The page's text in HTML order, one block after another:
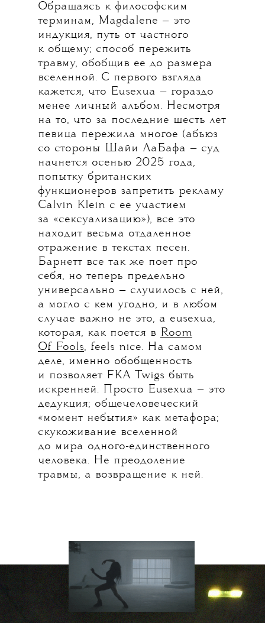
Обращаясь к философским
терминам, Magdalene — это
индукция, путь от частного
к общему; способ пережить
травму, обобщив ее до размера
вселенной. С первого взгляда
кажется, что Eusexua — гораздо
менее личный альбом. Несмотря
на то, что за последние шесть лет
певица пережила многое (абьюз
со стороны Шайи ЛаБафа — суд
начнется осенью 2025 года,
попытку британских
функционеров запретить рекламу
Calvin Klein с ее участием
за «сексуализацию»), все это
находит весьма отдаленное
отражение в текстах песен.
Барнетт все так же поет про
себя, но теперь предельно
универсально — случилось с ней,
а могло с кем угодно, и в любом
случае важно не это, а eusexua,
которая, как поется в Room
Of Fools, feels nice. На самом
деле, именно обобщенность
и позволяет FKA Twigs быть
искренней. Просто Eusexua — это
дедукция; общечеловеческий
«момент небытия» как метафора;
скукоживание вселенной
до мира одного-единственного
человека. Не преодоление
травмы, а возвращение к ней.